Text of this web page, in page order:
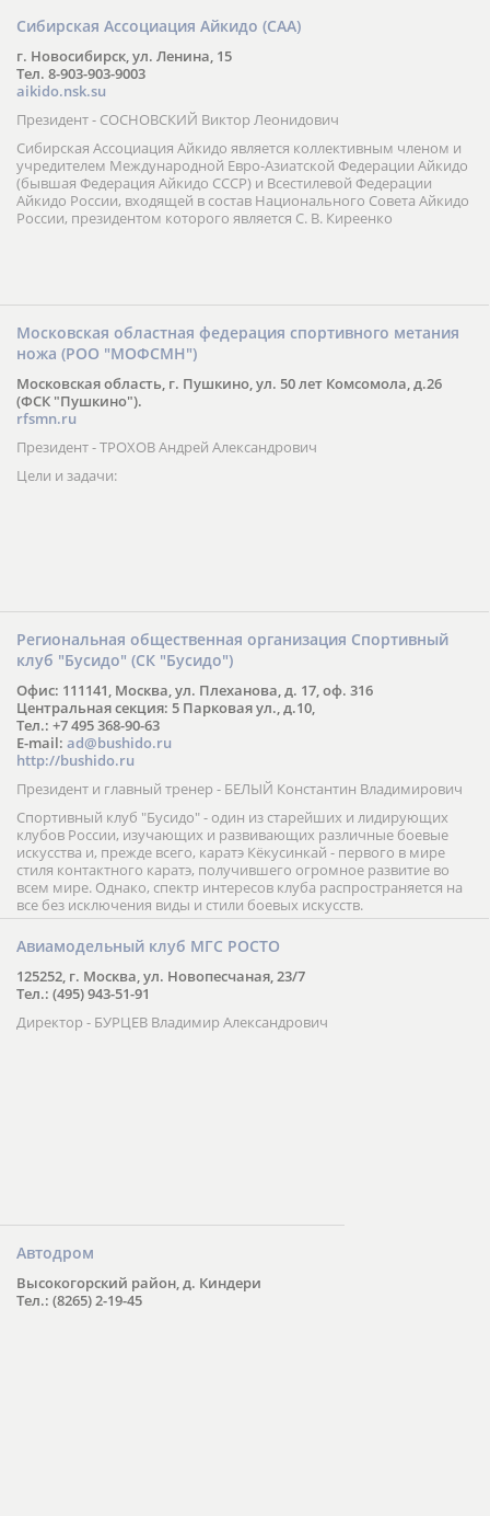
Сибирская Ассоциация Айкидо (САА)
г. Новосибирск, ул. Ленина, 15
Тел. 8-903-903-9003
aikido.nsk.su
Президент - СОСНОВСКИЙ Виктор Леонидович
Сибирская Ассоциация Айкидо является коллективным членом и
учредителем Международной Евро-Азиатской Федерации Айкидо
(бывшая Федерация Айкидо СССР) и Всестилевой Федерации
Айкидо России, входящей в состав Национального Совета Айкидо
России, президентом которого является С. В. Киреенко
Московская областная федерация спортивного метания
ножа (РОО "МОФСМН")
Московская область, г. Пушкино, ул. 50 лет Комсомола, д.26
(ФСК "Пушкино").
rfsmn.ru
Президент - ТРОХОВ Андрей Александрович
Цели и задачи:
Региональная общественная организация Спортивный
клуб "Бусидо" (СК "Бусидо")
Офис: 111141, Москва, ул. Плеханова, д. 17, оф. 316
Центральная секция: 5 Парковая ул., д.10,
Тел.: +7 495 368-90-63
E-mail: ad@bushido.ru
http://bushido.ru
Президент и главный тренер - БЕЛЫЙ Константин Владимирович
Спортивный клуб "Бусидо" - один из старейших и лидирующих
клубов России, изучающих и развивающих различные боевые
искусства и, прежде всего, каратэ Кёкусинкай - первого в мире
стиля контактного каратэ, получившего огромное развитие во
всем мире. Однако, спектр интересов клуба распространяется на
все без исключения виды и стили боевых искусств.
Авиамодельный клуб МГС РОСТО
125252, г. Москва, ул. Новопесчаная, 23/7
Тел.: (495) 943-51-91
Директор - БУРЦЕВ Владимир Александрович
Автодром
Высокогорский район, д. Киндери
Тел.: (8265) 2-19-45